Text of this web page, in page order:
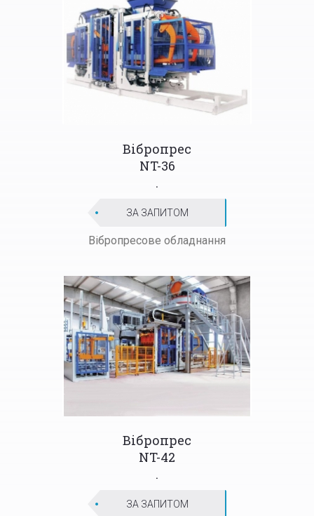
Вібропрес
NT-36
.
ЗА ЗАПИТОМ
Вібропресове обладнання
Вібропрес
NT-42
.
ЗА ЗАПИТОМ